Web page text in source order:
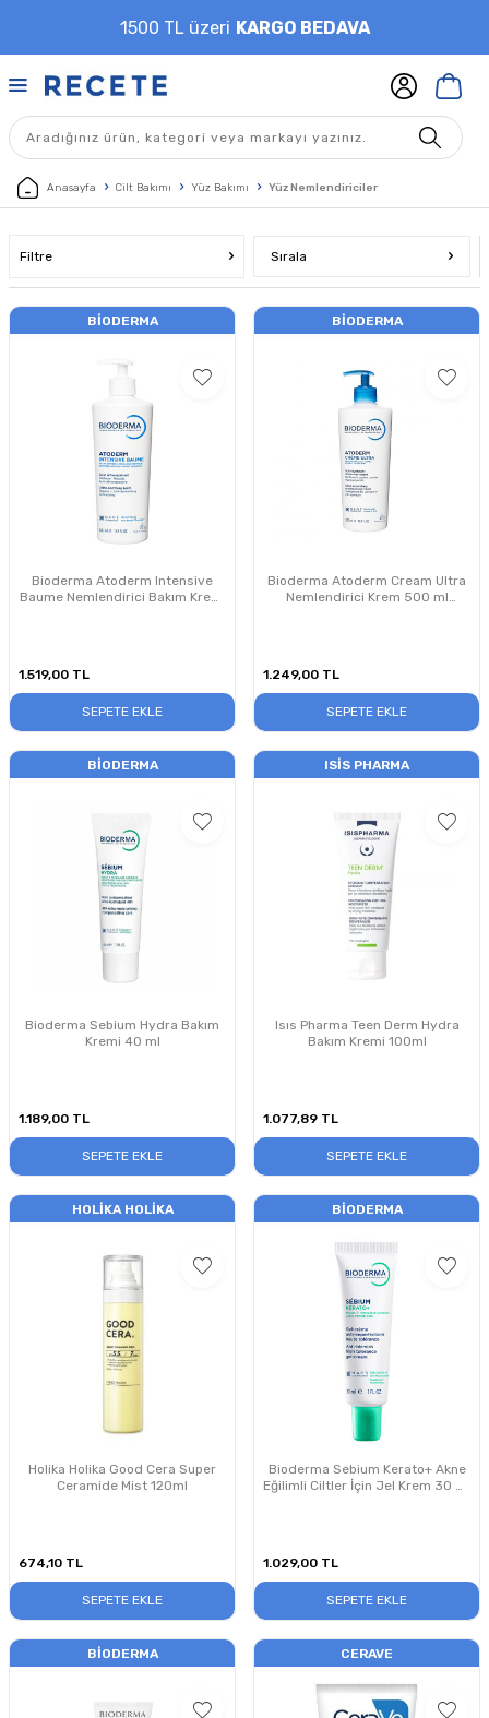
1500 TL üzeri KARGO BEDAVA
Anasayfa Cilt Bakımı Yüz Bakımı Yüz Nemlendiriciler
Filtre Sırala
BIODERMA
Bioderma Atoderm Intensive
Baume Nemlendirici Bakım Kremi
1.519,00 TL
SEPETE EKLE
BIODERMA
Bioderma Atoderm Cream Ultra
Nemlendirici Krem 500 ml
1.249,00 TL
SEPETE EKLE
BIODERMA
Bioderma Sebium Hydra Bakım
Kremi 40 ml
1.189,00 TL
SEPETE EKLE
ISIS PHARMA
Isıs Pharma Teen Derm Hydra
Bakım Kremi 100ml
1.077,89 TL
SEPETE EKLE
HOLIKA HOLIKA
Holika Holika Good Cera Super
Ceramide Mist 120ml
674,10 TL
SEPETE EKLE
BIODERMA
Bioderma Sebium Kerato+ Akne
Eğilimli Ciltler İçin Jel Krem 30 ml
1.029,00 TL
SEPETE EKLE
BIODERMA CERAVE